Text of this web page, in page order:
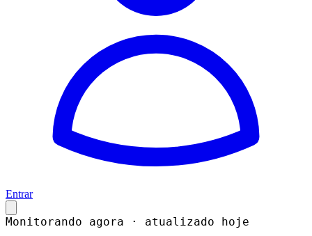
Entrar
Monitorando agora · atualizado hoje